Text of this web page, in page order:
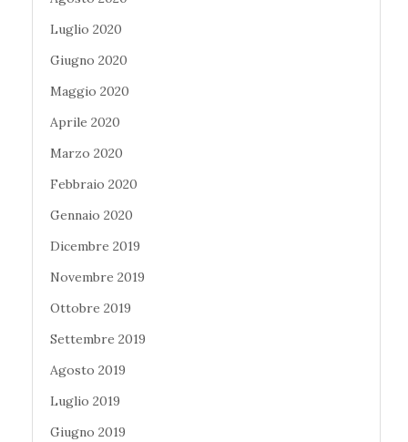
Luglio 2020
Giugno 2020
Maggio 2020
Aprile 2020
Marzo 2020
Febbraio 2020
Gennaio 2020
Dicembre 2019
Novembre 2019
Ottobre 2019
Settembre 2019
Agosto 2019
Luglio 2019
Giugno 2019